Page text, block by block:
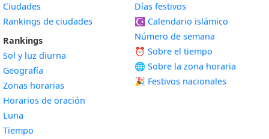
Ciudades
Rankings de ciudades
Rankings
Sol y luz diurna
Geografía
Zonas horarias
Horarios de oración
Luna
Tiempo
Días festivos
☪️ Calendario islámico
Número de semana
⏰ Sobre el tiempo
🌐 Sobre la zona horaria
🎉 Festivos nacionales